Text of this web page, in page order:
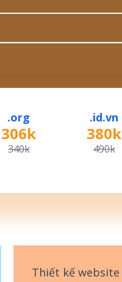
.org
306k
340k
.id.vn
380k
490k
Thiết kế website